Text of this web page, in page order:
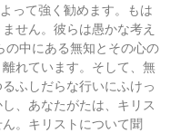
って強く勧めます。もは
せん。彼らは愚かな考え
の中にある無知とその心の
れています。そして、無
ふしだらな行いにふけっ
、あなたがたは、キリス
。キリストについて聞